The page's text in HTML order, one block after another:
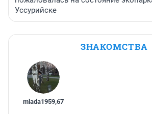
Уссурийске
ЗНАКОМСТВА
mlada1959,67